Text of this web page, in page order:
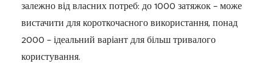
залежно від власних потреб: до 1000 затяжок – може
вистачити для короткочасного використання, понад
2000 – ідеальний варіант для більш тривалого
користування.